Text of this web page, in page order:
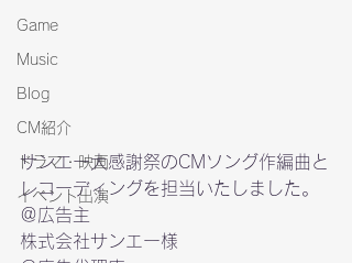
Game
Music
Blog
CM紹介
ドラマ・映画
イベント出演
サンエー大感謝祭のCMソング作編曲と
レコーディングを担当いたしました。
株式会社サンエー様